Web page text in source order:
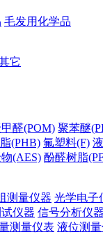
毛发用化学品
它
醛(POM) 聚苯醚
(PHB) 氟塑料(F)
(AES) 酚醛树脂
测量仪器 光学电子
仪器 信号分析仪器
测量仪表 液位测